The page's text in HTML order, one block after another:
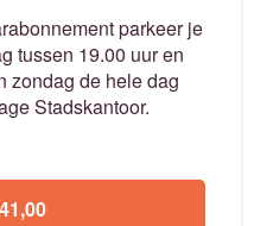
parkeer je
tussen 19.00 uur en
zondag de hele dag
Stadskantoor.